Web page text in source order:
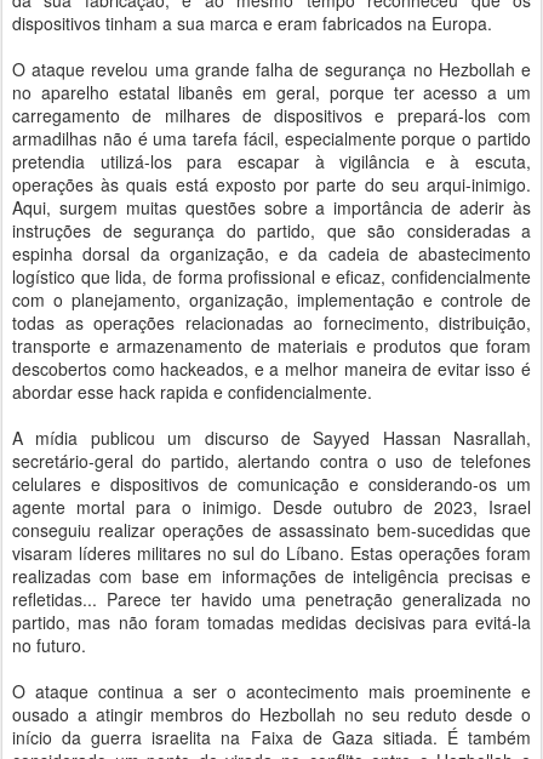
dispositivos tinham a sua marca e eram fabricados na Europa.
O ataque revelou uma grande falha de segurança no Hezbollah e
no aparelho estatal libanês em geral, porque ter acesso a um
carregamento de milhares de dispositivos e prepará-los com
armadilhas não é uma tarefa fácil, especialmente porque o partido
pretendia utilizá-los para escapar à vigilância e à escuta,
operações às quais está exposto por parte do seu arqui-inimigo.
Aqui, surgem muitas questões sobre a importância de aderir às
instruções de segurança do partido, que são consideradas a
espinha dorsal da organização, e da cadeia de abastecimento
logístico que lida, de forma profissional e eficaz, confidencialmente
com o planejamento, organização, implementação e controle de
todas as operações relacionadas ao fornecimento, distribuição,
transporte e armazenamento de materiais e produtos que foram
descobertos como hackeados, e a melhor maneira de evitar isso é
abordar esse hack rapida e confidencialmente.
A mídia publicou um discurso de Sayyed Hassan Nasrallah,
secretário-geral do partido, alertando contra o uso de telefones
celulares e dispositivos de comunicação e considerando-os um
agente mortal para o inimigo. Desde outubro de 2023, Israel
conseguiu realizar operações de assassinato bem-sucedidas que
visaram líderes militares no sul do Líbano. Estas operações foram
realizadas com base em informações de inteligência precisas e
refletidas... Parece ter havido uma penetração generalizada no
partido, mas não foram tomadas medidas decisivas para evitá-la
no futuro.
O ataque continua a ser o acontecimento mais proeminente e
ousado a atingir membros do Hezbollah no seu reduto desde o
início da guerra israelita na Faixa de Gaza sitiada. É também